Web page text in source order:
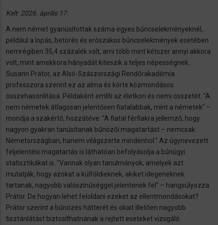
Kelt: 2026. április 17.
A nem német gyanúsítottak száma egyes bűncselekményeknél,
például a lopás, betörés és erőszakos bűncselekmények esetében
nemrégiben 35,4 százalék volt, ami több mint kétszer annyi akkora
volt, mint amekkora hányadát kiteszik a teljes népességnek.
Susann Prätor, az Alsó-Szászországi Rendőrakadémia
professzora szerint ez az alma és körte közmondásos
összehasonlítása. Példaként említi az életkori és nemi összetét. "A
nem németek átlagosan jelentősen fiatalabbak, mint a németek" –
mondja a szakértő, hozzátéve: "A fiatal férfiakra jellemző, hogy
nagyon gyakran tanúsítanak bűnözői magatartást – nemcsak
Németországban, hanem világszerte mindenhol." Az úgynevezett
feljelentési magatartás is láthatóan befolyásolja a bűnügyi
statisztikákat is. "Vannak olyan tanulmányok, amelyek azt
mutatják, hogy azokat a külföldieknek, akiket idegeneknek
tartanak, nagyobb valószínűséggel jelentenek fel" – hangsúlyozza
Prätor. De hogyan lehet feloldani ezeket az ellentmondásokat?
Prätor szerint a bűnözés hátterét és okait illetően nagyobb
tisztánlátást biztosíthatnának a rejtett eseteket vizsgáló